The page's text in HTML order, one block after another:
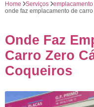
Home Serviços
onde faz emplacamento de
Onde Faz
Carro Zero
Coqueiros